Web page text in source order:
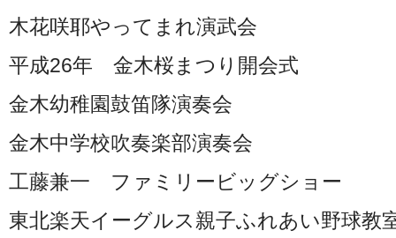
木花咲耶やってまれ演武会
平成26年 金木桜まつり開会式
金木幼稚園鼓笛隊演奏会
金木中学校吹奏楽部演奏会
工藤兼一 ファミリービッグショー
東北楽天イーグルス親子ふれあい野球教